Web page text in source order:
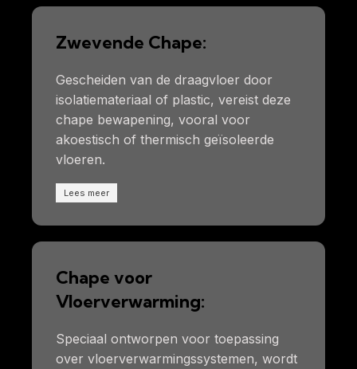
Zwevende Chape:
Gescheiden van de draagvloer door
isolatiemateriaal of plastic, vereist deze
chape bewapening, vooral voor
akoestisch of thermisch geïsoleerde
vloeren.
Lees meer
Chape voor
Vloerverwarming:
Speciaal ontworpen voor toepassing
over vloerverwarmingssystemen, wordt